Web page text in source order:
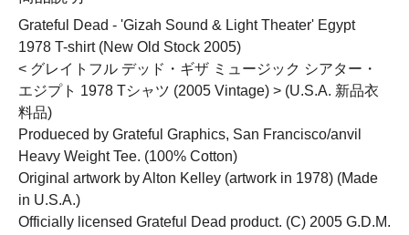
Grateful Dead - 'Gizah Sound & Light Theater' Egypt
1978 T-shirt (New Old Stock 2005)
< グレイトフル デッド・ギザ ミュージック シアター・
エジプト 1978 Tシャツ (2005 Vintage) > (U.S.A. 新品衣
料品)
Produeced by Grateful Graphics, San Francisco/anvil
Heavy Weight Tee. (100% Cotton)
Original artwork by Alton Kelley (artwork in 1978) (Made
in U.S.A.)
Officially licensed Grateful Dead product. (C) 2005 G.D.M.